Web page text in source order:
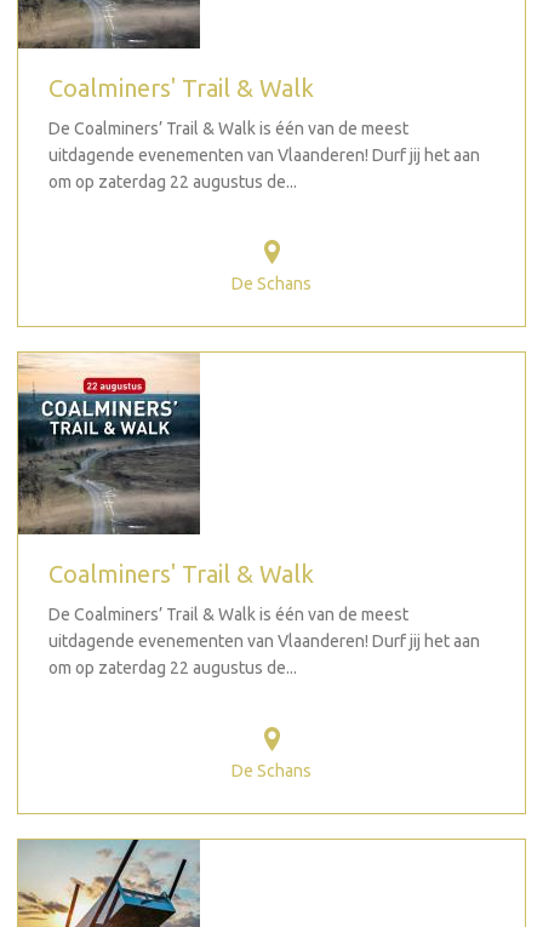
Coalminers' Trail & Walk
De Coalminers’ Trail & Walk is één van de meest
uitdagende evenementen van Vlaanderen! Durf jij het aan
om op zaterdag 22 augustus de...
De Schans
Coalminers' Trail & Walk
De Coalminers’ Trail & Walk is één van de meest
uitdagende evenementen van Vlaanderen! Durf jij het aan
om op zaterdag 22 augustus de...
De Schans